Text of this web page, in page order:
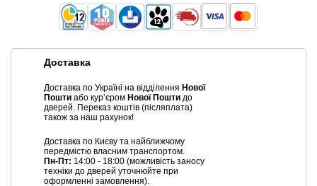
Доставка
Доставка по Україні на відділення Нової
Пошти або курʼєром Нової Пошти до
дверей. Переказ коштів (післяплата)
також за наш рахунок!
Доставка по Києву та найближчому
передмістю власним транспортом.
Пн-Пт: 14:00 - 18:00 (можливість заносу
техніки до дверей уточнюйте при
оформленні замовлення).